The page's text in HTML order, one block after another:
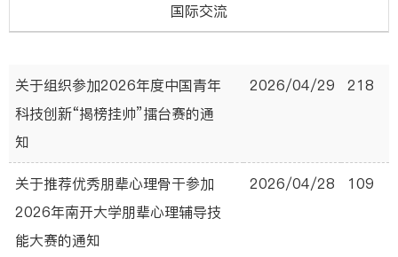
国际交流
关于组织参加2026年度中国青年
科技创新“揭榜挂帅”擂台赛的通
知
2026/04/29 218
关于推荐优秀朋辈心理骨干参加
2026年南开大学朋辈心理辅导技
能大赛的通知
2026/04/28 109